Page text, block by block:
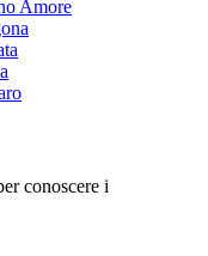
Amore
conoscere i